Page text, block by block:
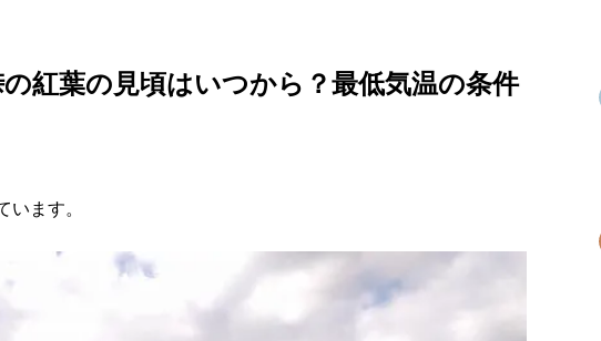
紅葉の見頃はいつから？最低気温の条件
ます。